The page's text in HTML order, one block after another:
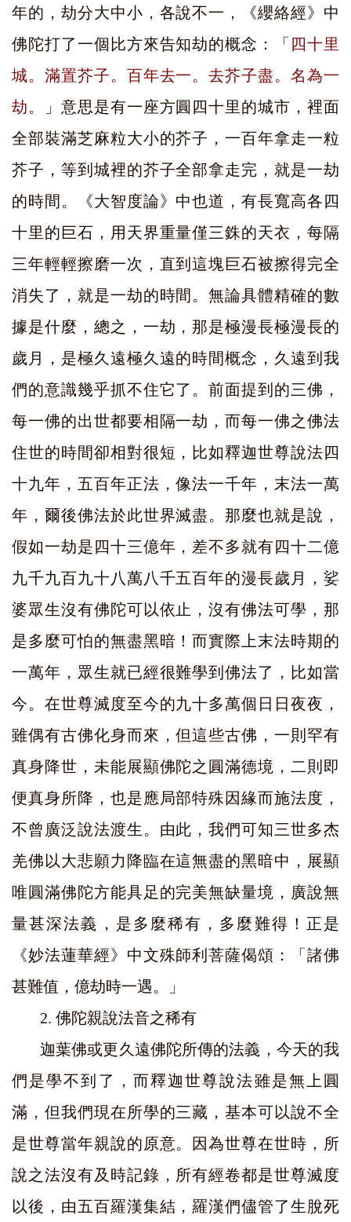
年的，劫分大中小，各說不一，《纓絡經》中
佛陀打了一個比方來告知劫的概念：「 四十里
城。滿置芥子。百年去一。去芥子盡。名為一
劫。
」意思是有一座方圓四十里的城市，裡面
全部裝滿芝麻粒大小的芥子，一百年拿走一粒
芥子，等到城裡的芥子全部拿走完，就是一劫
的時間。《大智度論》中也道，有長寬高各四
十里的巨石，用天界重量僅三銖的天衣，每隔
三年輕輕擦磨一次，直到這塊巨石被擦得完全
消失了，就是一劫的時間。無論具體精確的數
據是什麼，總之，一劫，那是極漫長極漫長的
歲月，是極久遠極久遠的時間概念，久遠到我
們的意識幾乎抓不住它了。前面提到的三佛，
每一佛的出世都要相隔一劫，而每一佛之佛法
住世的時間卻相對很短，比如釋迦世尊說法四
十九年，五百年正法，像法一千年，末法一萬
年，爾後佛法於此世界滅盡。那麼也就是說，
假如一劫是四十三億年，差不多就有四十二億
九千九百九十八萬八千五百年的漫長歲月，娑
婆眾生沒有佛陀可以依止，沒有佛法可學，那
是多麼可怕的無盡黑暗！而實際上末法時期的
一萬年，眾生就已經很難學到佛法了，比如當
今。在世尊滅度至今的九十多萬個日日夜夜，
雖偶有古佛化身而來，但這些古佛，一則罕有
真身降世，未能展顯佛陀之圓滿德境，二則即
便真身所降，也是應局部特殊因緣而施法度，
不曾廣泛說法渡生。由此，我們可知三世多杰
羌佛以大悲願力降臨在這無盡的黑暗中，展顯
唯圓滿佛陀方能具足的完美無缺量境，廣說無
量甚深法義，是多麼稀有，多麼難得！正是
《妙法蓮華經》中文殊師利菩薩偈頌：「諸佛
甚難值，億劫時一遇。」
2. 佛陀親說法音之稀有
迦葉佛或更久遠佛陀所傳的法義，今天的我
們是學不到了，而釋迦世尊說法雖是無上圓
滿，但我們現在所學的三藏，基本可以說不全
是世尊當年親說的原意。因為世尊在世時，所
說之法沒有及時記錄，所有經卷都是世尊滅度
以後，由五百羅漢集結，羅漢們儘管了生脫死